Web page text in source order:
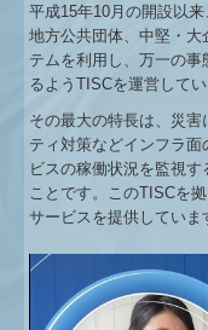
平成15年10月の開設以
地方公共団体、中堅・大
テムを利用し、万一の
るようTISCを運営してい
その最大の特長は、災
ティ対策などインフラ
ビスの稼働状況を監視
ことです。このTISCを
サービスを提供していま